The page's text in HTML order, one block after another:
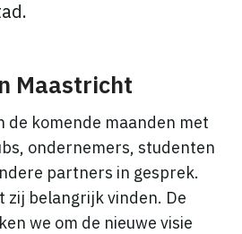
Maastricht
de komende maanden met
ondernemers, studenten
partners in gesprek.
zij belangrijk vinden. De
we om de nieuwe visie